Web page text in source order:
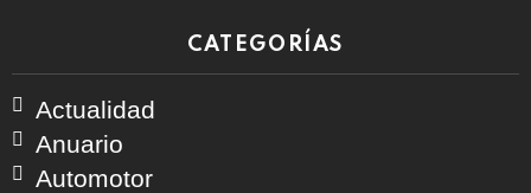
CATEGORÍAS
Actualidad
Anuario
Automotor